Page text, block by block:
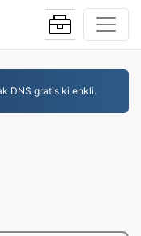
DNS gratis ki enkli.